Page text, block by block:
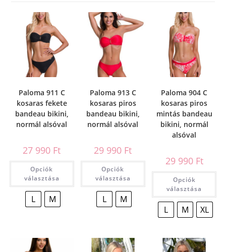
Paloma 911 C
kosaras fekete
bandeau bikini,
normál alsóval
27 990 Ft
Opciók
választása
L M
Paloma 913 C
kosaras piros
bandeau bikini,
normál alsóval
29 990 Ft
Opciók
választása
L M
Paloma 904 C
kosaras piros
mintás bandeau
bikini, normál
alsóval
29 990 Ft
Opciók
választása
L M XL